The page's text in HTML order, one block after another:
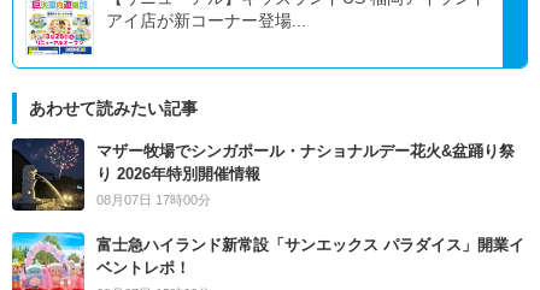
アイ店が新コーナー登場...
あわせて読みたい記事
マザー牧場でシンガポール・ナショナルデー花火&盆踊り祭
り 2026年特別開催情報
08月07日 17時00分
富士急ハイランド新常設「サンエックス パラダイス」開業イ
ベントレポ！